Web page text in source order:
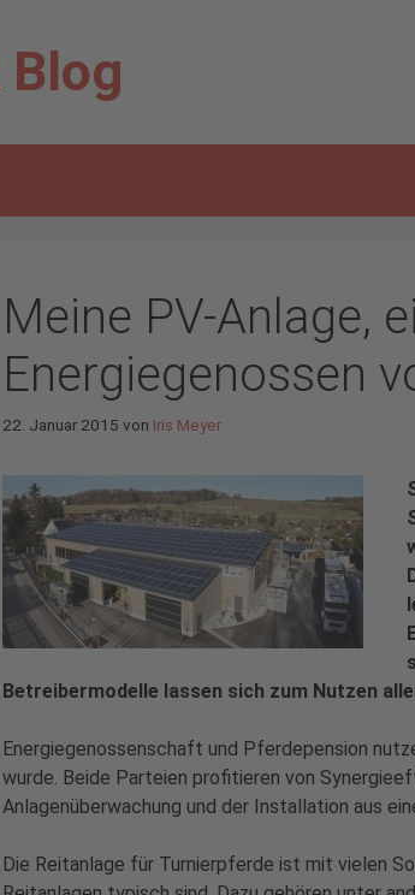
Blog
Meine PV-Anlage,
Energiegenossen
22. Januar 2015 von Iris Meyer
Betreibermodelle lassen sich zum Nutzen
Energiegenossenschaft und Pferdepension
wurde. Beide Parteien profitieren von
Anlagenüberwachung und der Installation aus
Die Reitanlage für Turnierpferde ist mit vielen